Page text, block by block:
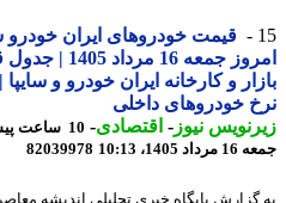
قیمت خودروهای ایران خودرو
امروز جمعه 16 مرداد 1405 |
و کارخانه ایران خودرو و سایپا |
خودروهای داخلی
نیوز-اقتصادی-
10 ساعت پیش -
10:13
82039978